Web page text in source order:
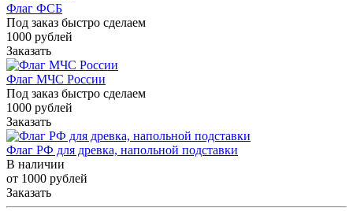
Флаг ФСБ
Под заказ быстро сделаем
1000 рублей
Заказать
Флаг МЧС России
Под заказ быстро сделаем
1000 рублей
Заказать
Флаг РФ для древка, напольной подставки
В наличии
от 1000 рублей
Заказать